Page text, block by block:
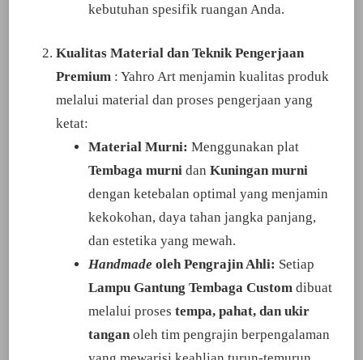
kebutuhan spesifik ruangan Anda.
Kualitas Material dan Teknik Pengerjaan
Premium : Yahro Art menjamin kualitas produk
melalui material dan proses pengerjaan yang
ketat:
Material Murni: Menggunakan plat
Tembaga murni dan Kuningan murni
dengan ketebalan optimal yang menjamin
kekokohan, daya tahan jangka panjang,
dan estetika yang mewah.
Handmade oleh Pengrajin Ahli: Setiap
Lampu Gantung Tembaga Custom dibuat
melalui proses tempa, pahat, dan ukir
tanganoleh tim pengrajin berpengalaman